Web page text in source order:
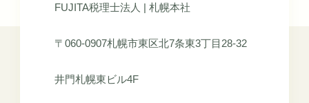
FUJITA税理士法人 | 札幌本社
〒060-0907札幌市東区北7条東3丁目28-32
井門札幌東ビル4F